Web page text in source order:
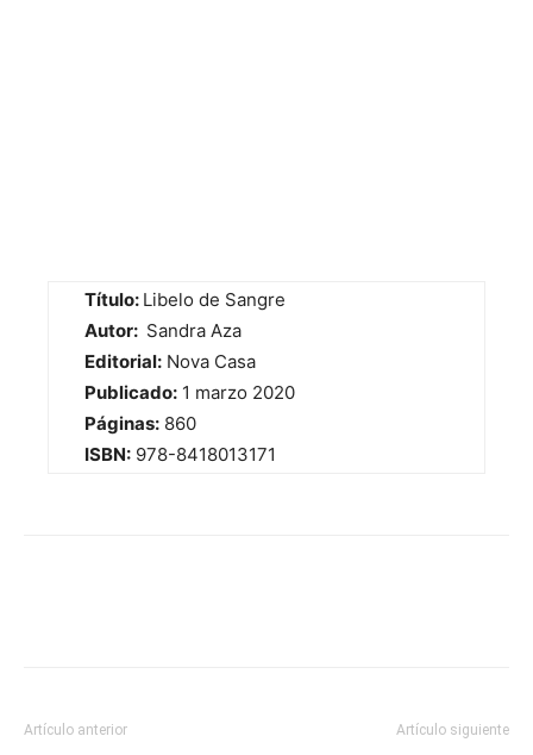
Título: Libelo de Sangre
Autor: Sandra Aza
Editorial: Nova Casa
Publicado: 1 marzo 2020
Páginas: 860
ISBN: 978-8418013171
Artículo anterior Artículo siguiente